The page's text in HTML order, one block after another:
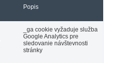
Popis
_ga cookie vyžaduje služba
Google Analytics pre
sledovanie návštevnosti
stránky